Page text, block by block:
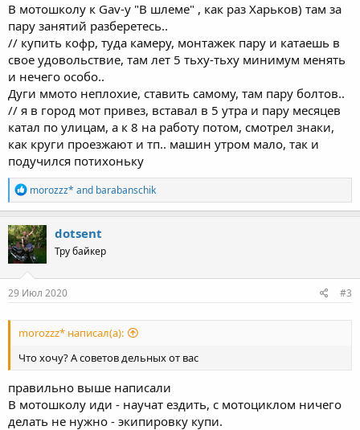
В мотошколу к Gav-у "В шлеме" , как раз Харьков) там за
пару занятий разберетесь..
// купить кофр, туда камеру, монтажек пару и катаешь в
свое удовольствие, там лет 5 тьху-тьху минимум менять
и нечего особо..
Дуги ммото неплохие, ставить самому, там пару болтов..
// я в город мот привез, вставал в 5 утра и пару месяцев
катал по улицам, а к 8 на работу потом, смотрел знаки,
как круги проезжают и тп.. машин утром мало, так и
подучился потихоньку
R
e
a
c
t
i
o
n
s
morozzz* and barabanschik
dotsent
Тру байкер
29 Июл 2020 #3
morozzz* написал(а):
Что хочу? А советов дельных от вас
правильно выше написали
В мотошколу иди - научат ездить, с мотоциклом ничего
делать не нужно - экипировку купи.